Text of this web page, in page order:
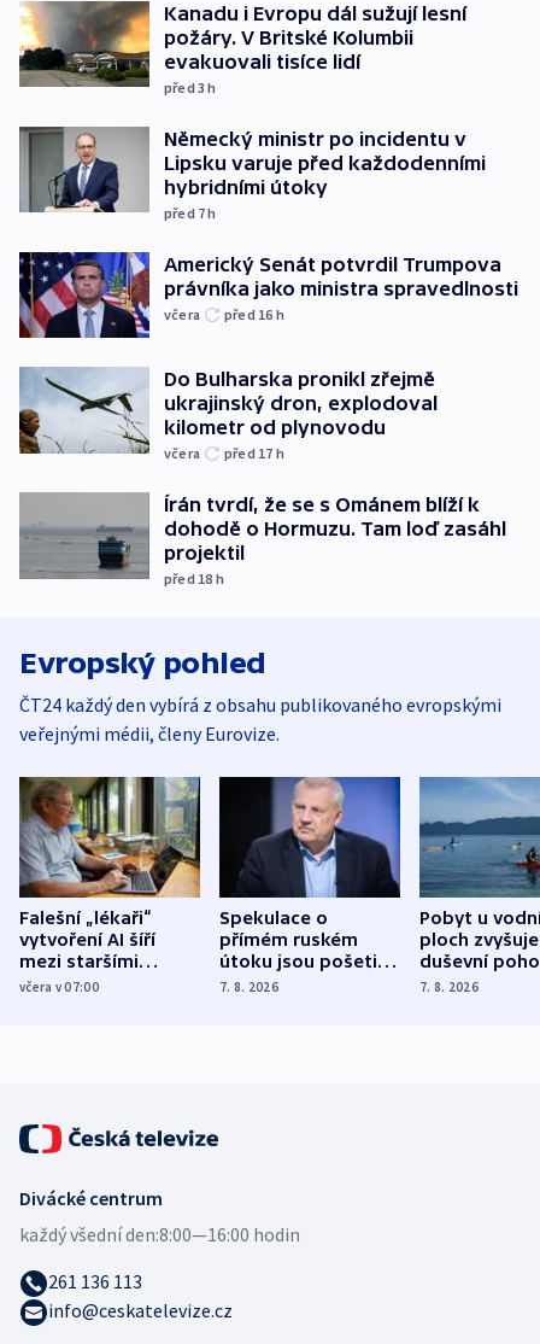
Kanadu i Evropu dál sužují lesní
požáry. V Britské Kolumbii
evakuovali tisíce lidí
před 3h
Německý ministr po incidentu v
Lipsku varuje před každodenními
hybridními útoky
před 7h
Americký Senát potvrdil Trumpova
právníka jako ministra spravedlnosti
včera před 16 h
Do Bulharska pronikl zřejmě
ukrajinský dron, explodoval
kilometr od plynovodu
včera před 17 h
Írán tvrdí, že se s Ománem blíží k
dohodě o Hormuzu. Tam loď zasáhl
projektil
před 18 h
Evropský pohled
ČT24 každý den vybírá z obsahu publikovaného evropskými
veřejnými médii, členy Eurovize.
Falešní „lékaři“
vytvoření AI šíří
mezi staršími
Poláky nebezpečné
včera v 07:00
Spekulace o
přímém ruském
útoku jsou pošetilé,
míní estonský
7. 8. 2026
Pobyt u
ploch zvyšuje
duševní
ukázala
7. 8. 2026
Divácké centrum
každý všední den:8:00—16:00 hodin
261 136 113
info@ceskatelevize.cz